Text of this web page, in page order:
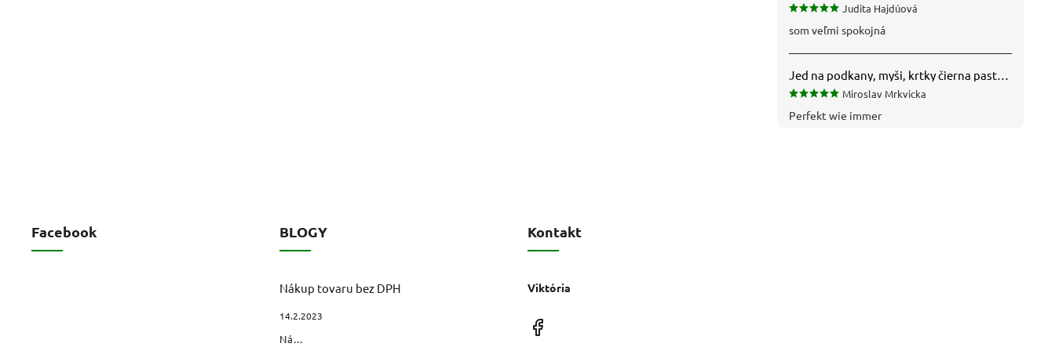
Judita Hajdúová
som veľmi spokojná
Jed na podkany, myši, krtky čierna pasta silná 1 kg VYPR
Miroslav Mrkvicka
Perfekt wie immer
Facebook BLOGY
Nákup tovaru bez DPH
14.2.2023
Ná...
Kontakt
Viktória